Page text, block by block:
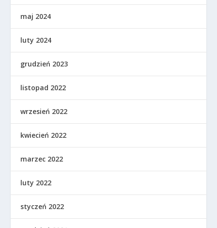
maj 2024
luty 2024
grudzień 2023
listopad 2022
wrzesień 2022
kwiecień 2022
marzec 2022
luty 2022
styczeń 2022